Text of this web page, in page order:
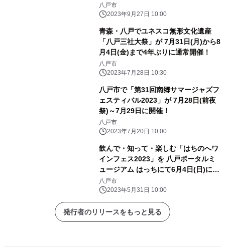
八戸市
2023年9月27日 10:00
青森・八戸でユネスコ無形文化遺産
「八戸三社大祭」が 7月31日(月)から8
月4日(金)まで4年ぶりに通常開催！
八戸市
2023年7月28日 10:30
八戸市で「第31回南郷サマージャズフ
ェスティバル2023」が 7月28日(前夜
祭)～7月29日に開催！
八戸市
2023年7月20日 10:00
飲んで・知って・楽しむ「はちのへワ
インフェス2023」を 八戸ポータルミ
ュージアム はっちにて6月4日(日)に開
催
八戸市
2023年5月31日 10:00
発行者のリリースをもっと見る